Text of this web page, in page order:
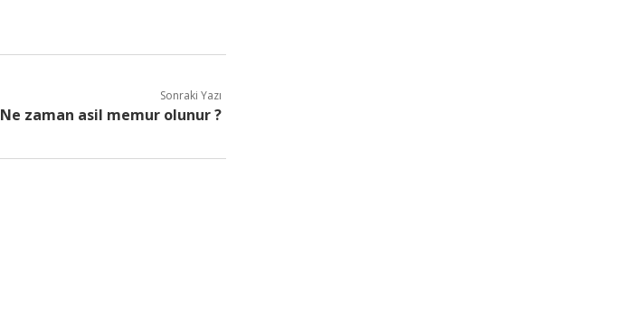
Sonraki Yazı
Ne zaman asil memur olunur ?